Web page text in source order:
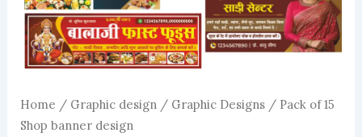
Home / Graphic design/ Graphic Designs/ Pack of 15
Shop banner design